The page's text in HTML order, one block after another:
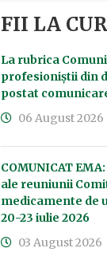
FII LA
La rubrica
profesioniștii din
postat
06 August 2026
COMUNICAT
ale reuniunii
medicamente de
20-23 iulie 2026
03 August 2026